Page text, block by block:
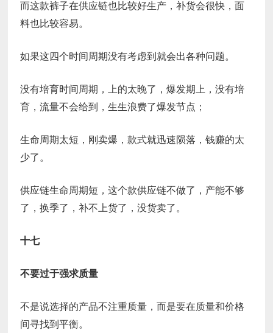
而这款裤子在供应链也比较好生产，补货会很快，面
料也比较容易。
如果这四个时间周期没有考虑到就会出各种问题。
没有培育时间周期，上的太晚了，爆发期上，没有培
育，流量不会给到，生生浪费了爆发节点；
生命周期太短，刚卖爆，款式就迅速陨落，钱赚的太
少了。
供应链生命周期短，这个款供应链不做了，产能不够
了，换季了，补不上货了，没货卖了。
十七
不要过于强求质量
不是说选择的产品不注重质量，而是要在质量和价格
间寻找到平衡。